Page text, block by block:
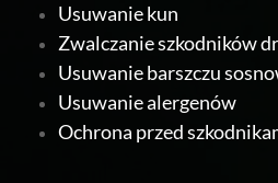
Usuwanie kun
Zwalczanie szkodników
Usuwanie barszczu
Usuwanie alergenów
Ochrona przed